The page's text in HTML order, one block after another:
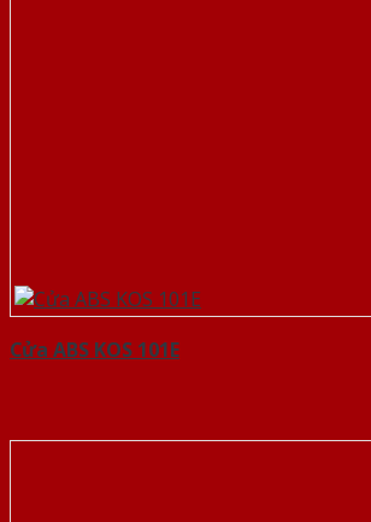
Cửa ABS KOS 101E